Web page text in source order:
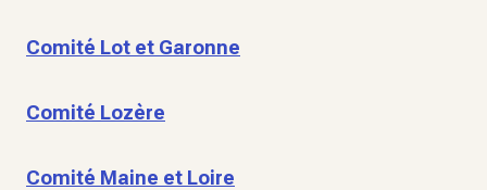
Comité Lot et Garonne
Comité Lozère
Comité Maine et Loire